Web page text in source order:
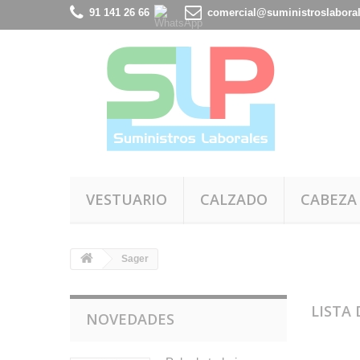
91 141 26 66
VESTUARIO CALZADO CABEZA
Sager
NOVEDADES LISTA